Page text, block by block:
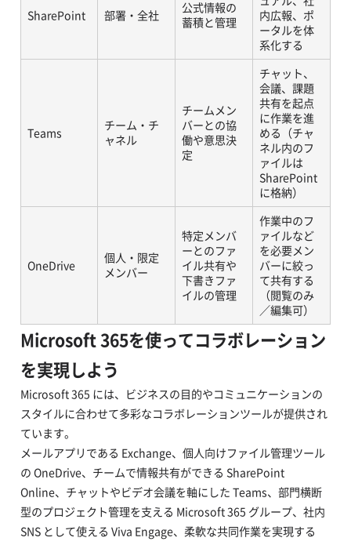
SharePoint 部署・全社
公式情報の
蓄積と管理
内広報、ポ
ータルを体
系化する
Teams
チーム・チ
ャネル
チームメン
バーとの協
働や意思決
定
チャット、
会議、課題
共有を起点
に作業を進
める（チャ
ネル内のフ
ァイルは
SharePoint
に格納）
OneDrive
個人・限定
メンバー
特定メンバ
ーとのファ
イル共有や
下書きファ
イルの管理
作業中のフ
ァイルなど
を必要メン
バーに絞っ
て共有する
（閲覧のみ
／編集可）
Microsoft 365を使ってコラボレーション
を実現しよう
Microsoft 365 には、ビジネスの目的やコミュニケーションの
スタイルに合わせて多彩なコラボレーションツールが提供され
ています。
メールアプリである Exchange、個人向けファイル管理ツール
の OneDrive、チームで情報共有ができる SharePoint
Online、チャットやビデオ会議を軸にした Teams、部門横断
型のプロジェクト管理を支える Microsoft 365 グループ、社内
SNS として使える Viva Engage、柔軟な共同作業を実現する